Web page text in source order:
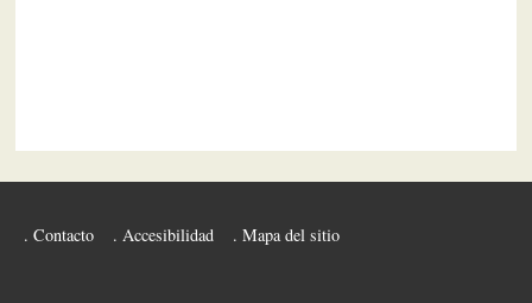
Contacto Accesibilidad Mapa del sitio